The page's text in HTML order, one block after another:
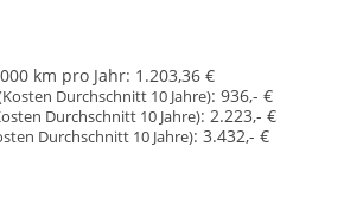
km pro Jahr: 1.203,36 €
Durchschnitt 10 Jahre): 936,- €
Durchschnitt 10 Jahre): 2.223,- €
Durchschnitt 10 Jahre): 3.432,- €